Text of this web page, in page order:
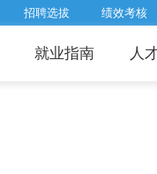
招聘选拔 绩效考核
就业指南 人